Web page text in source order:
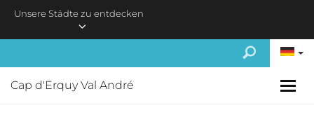
Skip to main content
Unsere Städte zu entdecken
Cap d'Erquy Val André